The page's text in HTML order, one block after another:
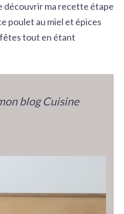
découvrir ma recette étape
poulet au miel et épices
tout en étant
blog Cuisine